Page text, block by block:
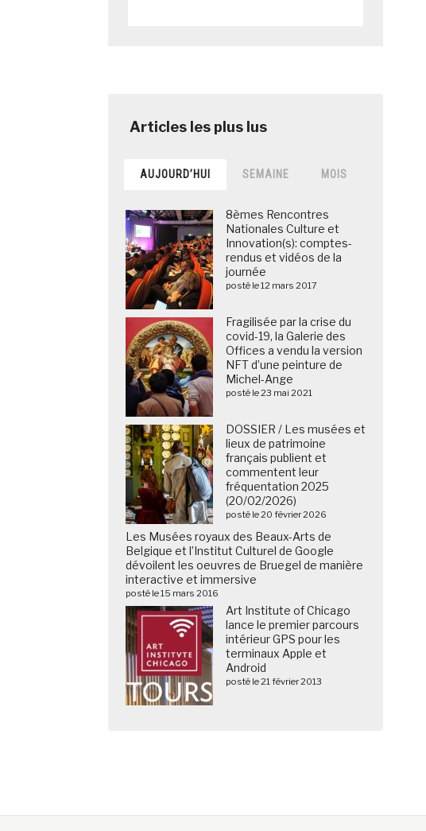
AUJOURD’HUI SEMAINE MOIS
8èmes Rencontres
Nationales Culture et
Innovation(s): comptes-
rendus et vidéos de la
journée
posté le 12 mars 2017
Fragilisée par la crise du
covid-19, la Galerie des
Offices a vendu la version
NFT d’une peinture de
Michel-Ange
posté le 23 mai 2021
DOSSIER / Les musées et
lieux de patrimoine
français publient et
commentent leur
fréquentation 2025
(20/02/2026)
posté le 20 février 2026
Les Musées royaux des Beaux-Arts de
Belgique et l’Institut Culturel de Google
dévoilent les oeuvres de Bruegel de manière
interactive et immersive
posté le 15 mars 2016
Art Institute of Chicago
lance le premier parcours
intérieur GPS pour les
terminaux Apple et
Android
posté le 21 février 2013